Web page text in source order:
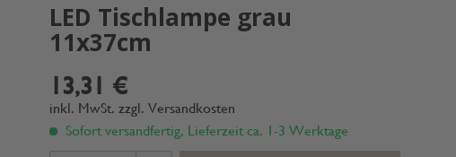
LED Tischlampe grau
11x37cm
13,31 €
inkl. MwSt.zzgl. Versandkosten
Sofort versandfertig, Lieferzeit ca. 1-3 Werktage